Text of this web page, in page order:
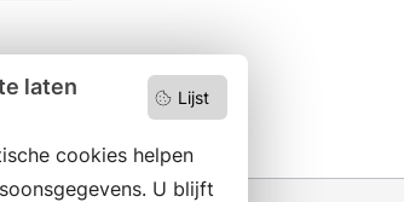
Lijst
laten
cookies helpen
U blijft